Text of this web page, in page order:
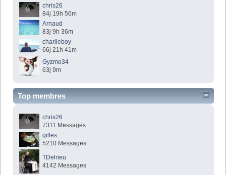
chris26
84j 19h 56m
Arnaud
83j 9h 36m
charlieboy
66j 21h 41m
Gyzmo34
63j 9m
Top membres
chris26
7311 Messages
gilles
5210 Messages
TDelrieu
4142 Messages